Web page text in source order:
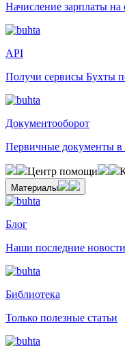
Начисление зарплаты
API
Получи сервисы Бухты
Документооборот
Первичные документы в
Центр помощи
Материалы
Блог
Наши последние новости
Библиотека
Только полезные статьи